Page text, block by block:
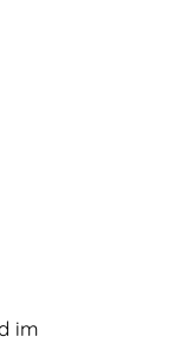
im